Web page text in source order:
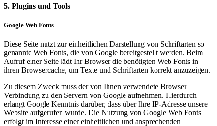
5. Plugins und Tools
Google Web Fonts
Diese Seite nutzt zur einheitlichen Darstellung von Schriftarten so
genannte Web Fonts, die von Google bereitgestellt werden. Beim
Aufruf einer Seite lädt Ihr Browser die benötigten Web Fonts in
ihren Browsercache, um Texte und Schriftarten korrekt anzuzeigen.
Zu diesem Zweck muss der von Ihnen verwendete Browser
Verbindung zu den Servern von Google aufnehmen. Hierdurch
erlangt Google Kenntnis darüber, dass über Ihre IP-Adresse unsere
Website aufgerufen wurde. Die Nutzung von Google Web Fonts
erfolgt im Interesse einer einheitlichen und ansprechenden